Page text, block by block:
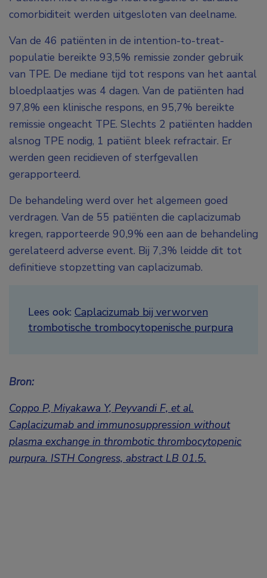
comorbiditeit werden uitgesloten van deelname.
Van de 46 patiënten in de intention-to-treat-
populatie bereikte 93,5% remissie zonder gebruik
van TPE. De mediane tijd tot respons van het aantal
bloedplaatjes was 4 dagen. Van de patiënten had
97,8% een klinische respons, en 95,7% bereikte
remissie ongeacht TPE. Slechts 2 patiënten hadden
alsnog TPE nodig, 1 patiënt bleek refractair. Er
werden geen recidieven of sterfgevallen
gerapporteerd.
De behandeling werd over het algemeen goed
verdragen. Van de 55 patiënten die caplacizumab
kregen, rapporteerde 90,9% een aan de behandeling
gerelateerd adverse event. Bij 7,3% leidde dit tot
definitieve stopzetting van caplacizumab.
Lees ook: Caplacizumab bij verworven
trombotische trombocytopenische purpura
Bron:
Coppo P, Miyakawa Y, Peyvandi F, et al.
Caplacizumab and immunosuppression without
plasma exchange in thrombotic thrombocytopenic
purpura. ISTH Congress, abstract LB 01.5.